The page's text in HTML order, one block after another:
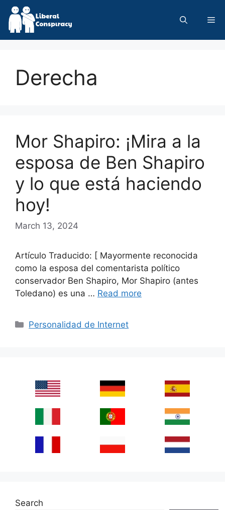
Skip
content
Derecha
Mor Shapiro: ¡Mira a la
esposa de Ben Shapiro
y lo que está haciendo
hoy!
March 13, 2024
Artículo Traducido: [ Mayormente reconocida
como la esposa del comentarista político
conservador Ben Shapiro, Mor Shapiro (antes
Toledano) es una … Read more
Categories
Personalidad de Internet
Search